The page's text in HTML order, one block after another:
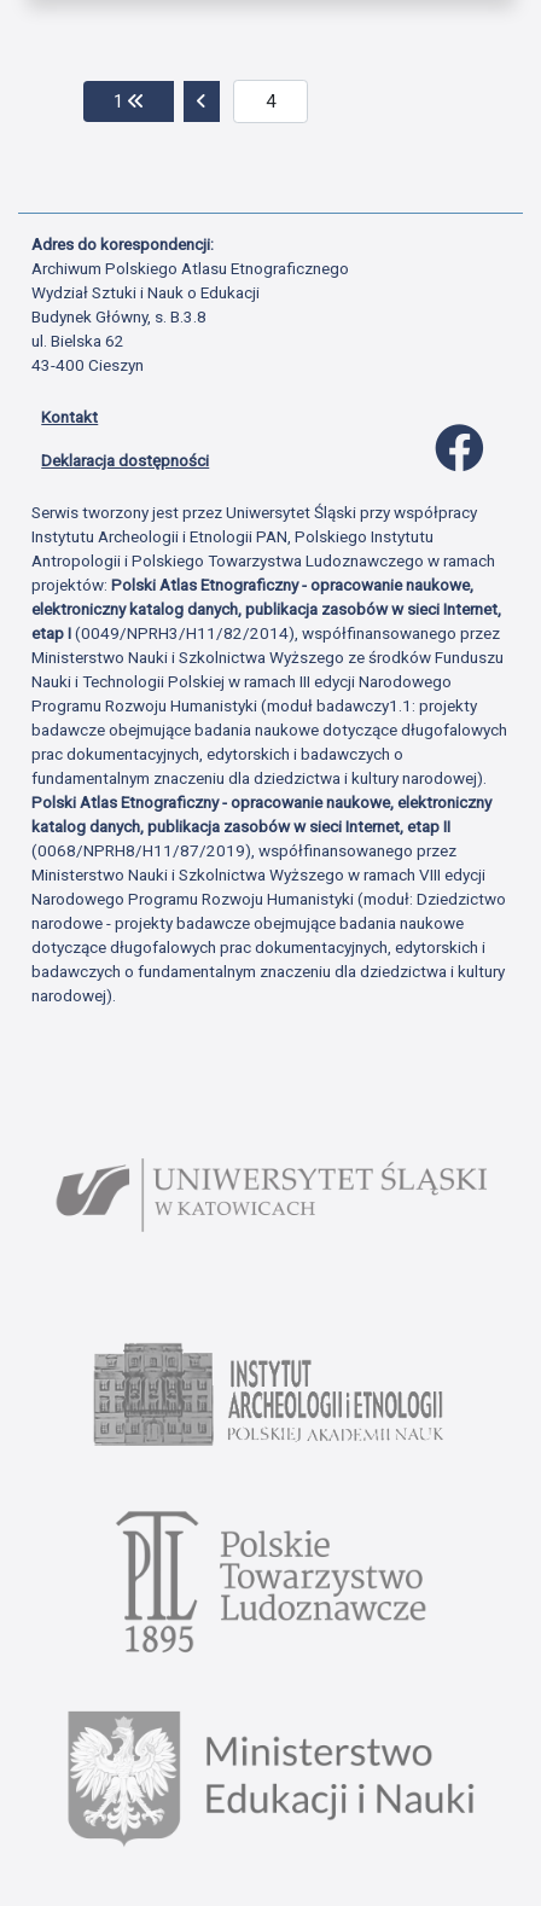
1 Przejdź do pierwszej strony
Przejdź do poprzedniej strony
Adres do korespondencji:
Archiwum Polskiego Atlasu Etnograficznego
Wydział Sztuki i Nauk o Edukacji
Budynek Główny, s. B.3.8
ul. Bielska 62
43-400 Cieszyn
Kontakt
Deklaracja dostępności
Serwis tworzony jest przez Uniwersytet Śląski przy współpracy
Instytutu Archeologii i Etnologii PAN, Polskiego Instytutu
Antropologii i Polskiego Towarzystwa Ludoznawczego w ramach
projektów:Polski Atlas Etnograficzny - opracowanie naukowe,
elektroniczny katalog danych, publikacja zasobów w sieci Internet,
etap I(0049/NPRH3/H11/82/2014), współfinansowanego przez
Ministerstwo Nauki i Szkolnictwa Wyższego ze środków Funduszu
Nauki i Technologii Polskiej w ramach III edycji Narodowego
Programu Rozwoju Humanistyki (moduł badawczy1.1: projekty
badawcze obejmujące badania naukowe dotyczące długofalowych
prac dokumentacyjnych, edytorskich i badawczych o
fundamentalnym znaczeniu dla dziedzictwa i kultury narodowej).
Polski Atlas Etnograficzny - opracowanie naukowe, elektroniczny
katalog danych, publikacja zasobów w sieci Internet, etap II
(0068/NPRH8/H11/87/2019), współfinansowanego przez
Ministerstwo Nauki i Szkolnictwa Wyższego w ramach VIII edycji
Narodowego Programu Rozwoju Humanistyki (moduł: Dziedzictwo
narodowe - projekty badawcze obejmujące badania naukowe
dotyczące długofalowych prac dokumentacyjnych, edytorskich i
badawczych o fundamentalnym znaczeniu dla dziedzictwa i kultury
narodowej).